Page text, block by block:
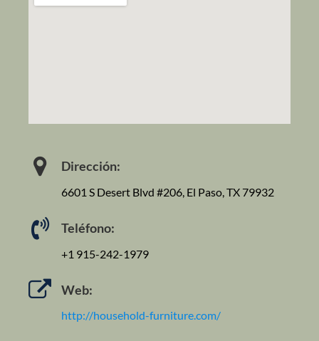
Dirección:
6601 S Desert Blvd #206, El Paso, TX 79932
Teléfono:
+1 915-242-1979
Web:
http://household-furniture.com/